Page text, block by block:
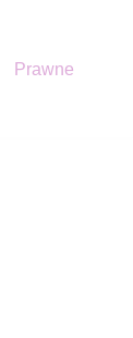
Prawne